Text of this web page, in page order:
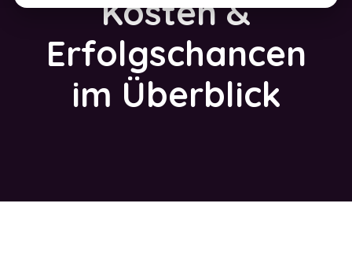
Kosten &
Erfolgschancen
im Überblick